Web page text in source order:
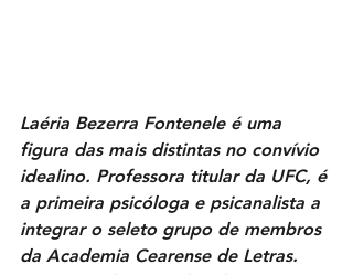
Laéria Bezerra Fontenele é uma
figura das mais distintas no convívio
idealino. Professora titular da UFC, é
a primeira psicóloga e psicanalista a
integrar o seleto grupo de membros
da Academia Cearense de Letras.